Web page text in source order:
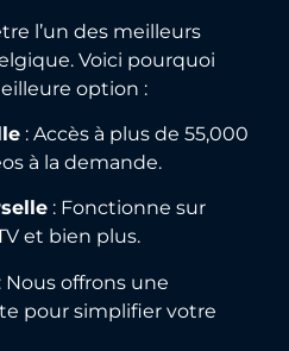
l’un des meilleurs
Voici pourquoi
option :
: Accès à plus de 55,000
à la demande.
: Fonctionne sur
et bien plus.
: Nous offrons une
pour simplifier votre